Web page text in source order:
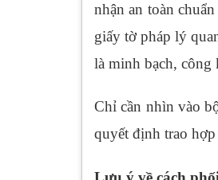
nhận an toàn
giấy tờ pháp lý
là minh bạch, công
Chỉ cần nhìn vào
quyết định trao